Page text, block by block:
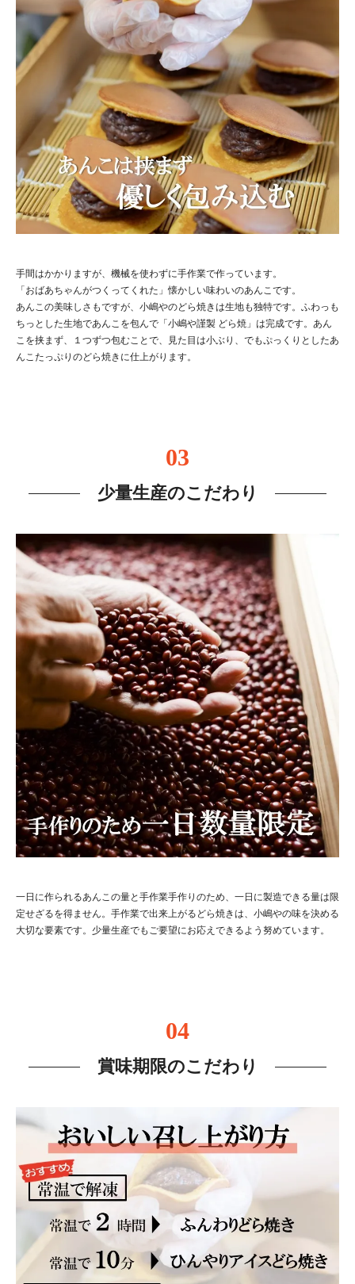
手間はかかりますが、機械を使わずに手作業で作っています。
「おばあちゃんがつくってくれた」懐かしい味わいのあんこです。
あんこの美味しさもですが、小嶋やのどら焼きは生地も独特です。ふわっも
ちっとした生地であんこを包んで「小嶋や謹製 どら焼」は完成です。あん
こを挟まず、１つずつ包むことで、見た目は小ぶり、でもぷっくりとしたあ
んこたっぷりのどら焼きに仕上がります。
03
少量生産のこだわり
一日に作られるあんこの量と手作業手作りのため、一日に製造できる量は限
定せざるを得ません。手作業で出来上がるどら焼きは、小嶋やの味を決める
大切な要素です。少量生産でもご要望にお応えできるよう努めています。
04
賞味期限のこだわり